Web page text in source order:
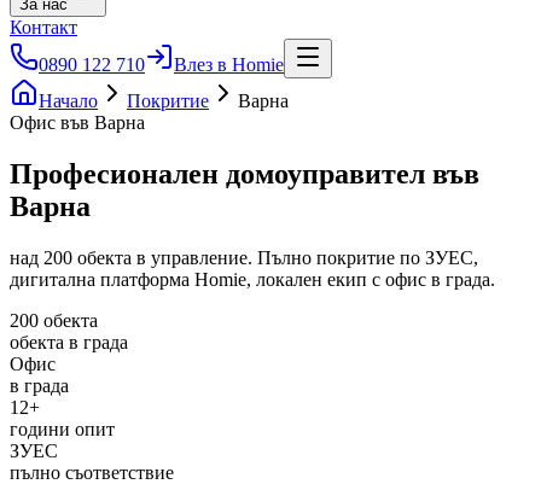
За нас
Контакт
0890 122 710
Влез в Homie
Начало
Покритие
Варна
Офис във Варна
Професионален домоуправител във
Варна
над 200 обекта в управление. Пълно покритие по ЗУЕС,
дигитална платформа Homie, локален екип с офис в града.
200 обекта
обекта в града
Офис
в града
12+
години опит
ЗУЕС
пълно съответствие